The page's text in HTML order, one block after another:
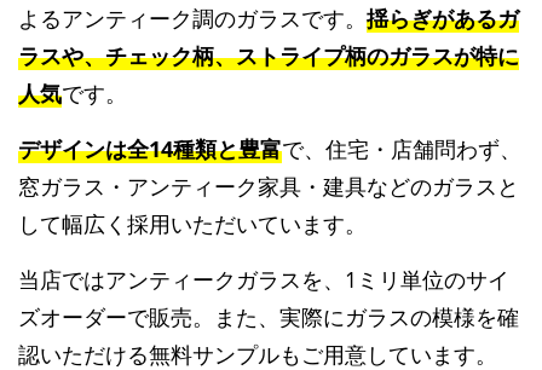
よるアンティーク調のガラスです。 揺らぎがあるガ
ラスや、チェック柄、ストライプ柄のガラスが特に
人気です。
デザインは全14種類と豊富で、住宅・店舗問わず、
窓ガラス・アンティーク家具・建具などのガラスと
して幅広く採用いただいています。
当店ではアンティークガラスを、1ミリ単位のサイ
ズオーダーで販売。また、実際にガラスの模様を確
認いただける無料サンプルもご用意しています。